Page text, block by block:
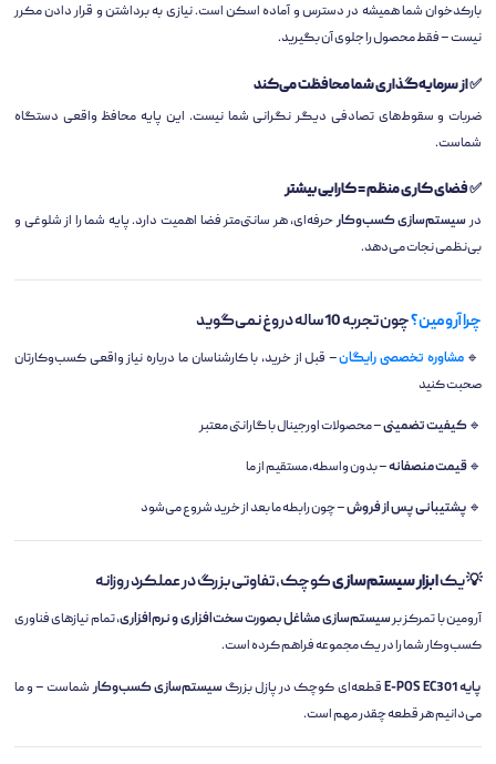
بارکدخوان شما همیشه در دسترس و آماده اسکن است. نیازی به برداشتن و قرار دادن مکرر
نیست – فقط محصول را جلوی آن بگیرید.
✅از سرمایه‌گذاری شما محافظت می‌کند
ضربات و سقوط‌های تصادفی دیگر نگرانی شما نیست. این پایه محافظ واقعی دستگاه
شماست.
✅فضای کاری منظم = کارایی بیشتر
درسیستم‌سازی کسب‌وکارحرفه‌ای، هر سانتی‌متر فضا اهمیت دارد. پایه شما را از شلوغی و
بی‌نظمی نجات می‌دهد.
چرا آرومین؟چون تجربه 10 ساله دروغ نمی‌گوید
🔹 مشاوره تخصصی رایگان– قبل از خرید، با کارشناسان ما درباره نیاز واقعی کسب‌وکارتان
صحبت کنید
🔹کیفیت تضمینی– محصولات اورجینال با گارانتی معتبر
🔹قیمت منصفانه– بدون واسطه، مستقیم از ما
🔹 پشتیبانی پس از فروش– چون رابطه ما بعد از خرید شروع می‌شود
💡 یکابزار سیستم‌سازیکوچک، تفاوتی بزرگ در عملکرد روزانه
آرومین با تمرکز برسیستم‌سازی مشاغل بصورت سخت‌افزاری و نرم‌افزاری، تمام نیازهای فناوری
کسب‌وکار شما را در یک مجموعه فراهم کرده است.
پایه E-POS EC301 قطعه‌ای کوچک در پازل بزرگسیستم‌سازی کسب‌وکارشماست – و ما
می‌دانیم هر قطعه چقدر مهم است.